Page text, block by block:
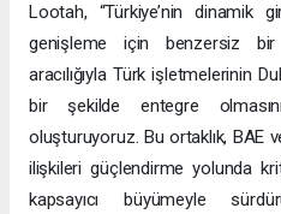
Lootah, “Türkiye’nin dinamik
genişleme için benzersiz
aracılığıyla Türk işletmelerinin
bir şekilde entegre
oluşturuyoruz. Bu ortaklık, BAE
ilişkileri güçlendirme yolunda
kapsayıcı büyümeyle